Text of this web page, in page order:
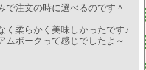
で注文の時に選べるのです＾
く柔らかく美味しかったです♪
ムポークって感じでしたよ～